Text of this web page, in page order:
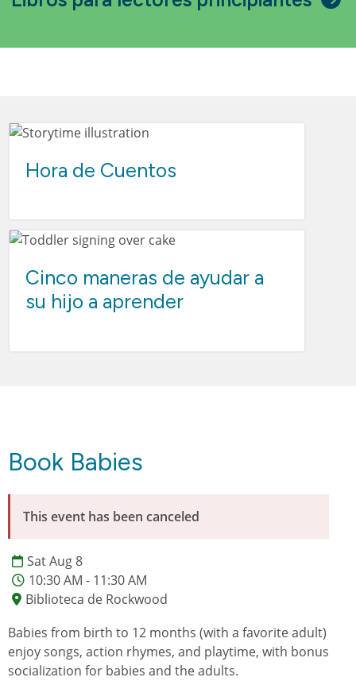
Hora de Cuentos
Cinco maneras de ayudar a
su hijo a aprender
Book Babies
This event has been canceled
Sat Aug 8
10:30 AM - 11:30 AM
Biblioteca de Rockwood
Babies from birth to 12 months (with a favorite adult)
enjoy songs, action rhymes, and playtime, with bonus
socialization for babies and the adults.